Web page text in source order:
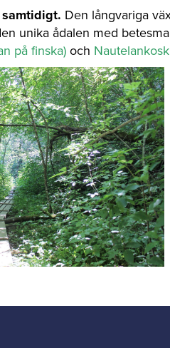
Den långvariga
unika ådalen med
på finska)och